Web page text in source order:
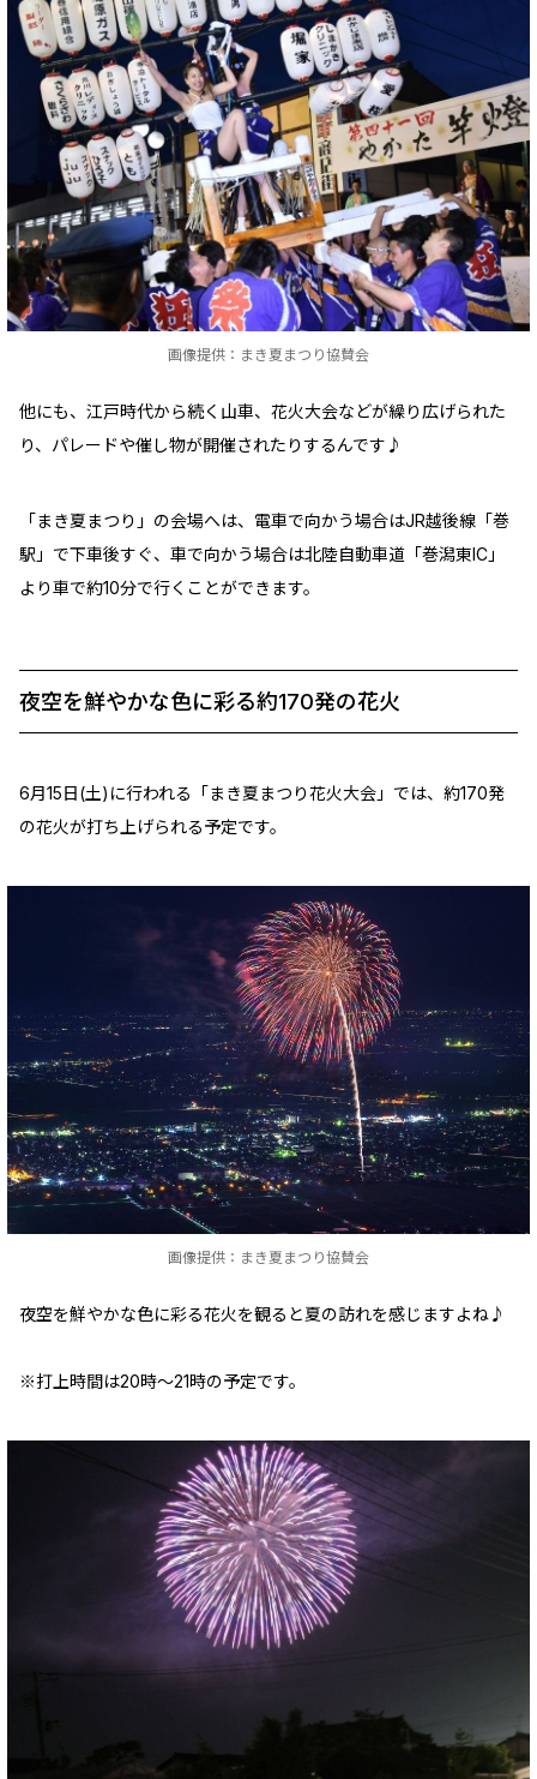
画像提供：まき夏まつり協賛会
他にも、江戸時代から続く山車、花火大会などが繰り広げられた
り、パレードや催し物が開催されたりするんです♪
「まき夏まつり」の会場へは、電車で向かう場合はJR越後線「巻
駅」で下車後すぐ、車で向かう場合は北陸自動車道「巻潟東IC」
より車で約10分で行くことができます。
夜空を鮮やかな色に彩る約170発の花火
6月15日(土)に行われる「まき夏まつり花火大会」では、約170発
の花火が打ち上げられる予定です。
画像提供：まき夏まつり協賛会
夜空を鮮やかな色に彩る花火を観ると夏の訪れを感じますよね♪
※打上時間は20時～21時の予定です。